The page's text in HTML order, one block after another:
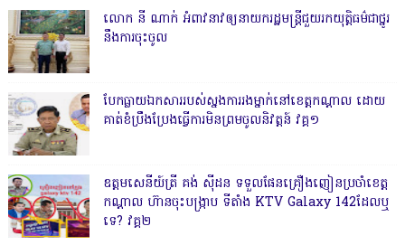
លោក នី ណាក់ អំពាវនាវឲ្យនាយករដ្ឋមន្ត្រីជួយរកយុត្តិធម៌ជាថ្នូរ
នឹងការចុះចូល
បែកធ្លាយឯកសាររបស់ស្នងការរងម្នាក់នៅខេត្តកណ្ដាល ដោយ
គាត់ខំប្រឹងប្រែងធ្វើការមិនព្រមចូលនិវត្តន៍ វគ្គ១
ឧត្តមសេនីយ៍ត្រី គង់ ស៊ីដន ទទួលផែនគ្រឿងញៀនប្រចាំខេត្ត
កណ្តាល ហ៊ានចុះបង្ក្រាប ទីតាំង KTV Galaxy 142ដែលឬ
ទេ? វគ្គ២